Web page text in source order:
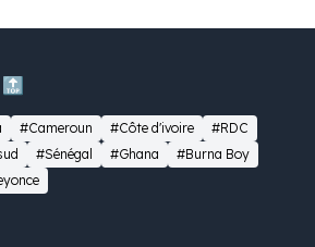
#Cameroun #Côte d'ivoire
#RDC
#Sénégal #Ghana
#Burna Boy